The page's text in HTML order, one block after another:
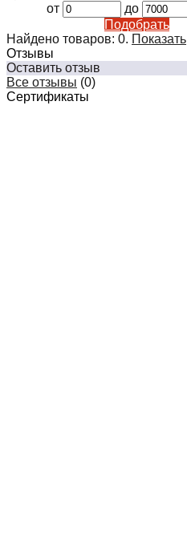
от
до
Подобрать
Найдено товаров: 0. Показать
Отзывы
Оставить отзыв
Все отзывы (0)
Сертификаты